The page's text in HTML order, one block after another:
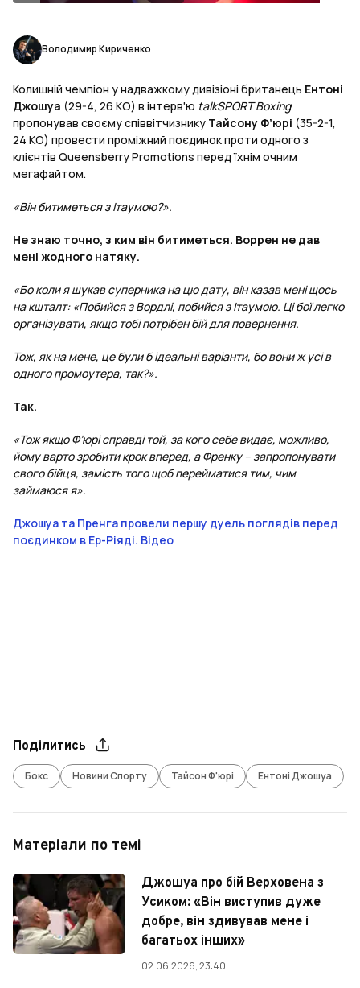
Володимир Кириченко
Колишній чемпіон у надважкому дивізіоні британець Ентоні
Джошуа (29-4, 26 KO) в інтерв'ю talkSPORT Boxing
пропонував своєму співвітчизнику Тайсону Ф’юрі (35-2-1,
24 КО) провести проміжний поєдинок проти одного з
клієнтів Queensberry Promotions перед їхнім очним
мегафайтом.
«Він битиметься з Ітаумою?».
Не знаю точно, з ким він битиметься. Воррен не дав
мені жодного натяку.
«Бо коли я шукав суперника на цю дату, він казав мені щось
на кшталт: «Побийся з Вордлі, побийся з Ітаумою. Ці бої легко
організувати, якщо тобі потрібен бій для повернення.
Тож, як на мене, це були б ідеальні варіанти, бо вони ж усі в
одного промоутера, так?».
Так.
«Тож якщо Ф’юрі справді той, за кого себе видає, можливо,
йому варто зробити крок вперед, а Френку – запропонувати
свого бійця, замість того щоб перейматися тим, чим
займаюся я».
Джошуа та Пренга провели першу дуель поглядів перед
поєдинком в Ер-Ріяді. Відео
Поділитись
Бокс Новини Спорту Тайсон Ф'юрі Ентоні Джошуа
Матеріали по темі
Джошуа про бій Верховена з
Усиком: «Він виступив дуже
добре, він здивував мене і
багатьох інших»
02.06.2026, 23:40